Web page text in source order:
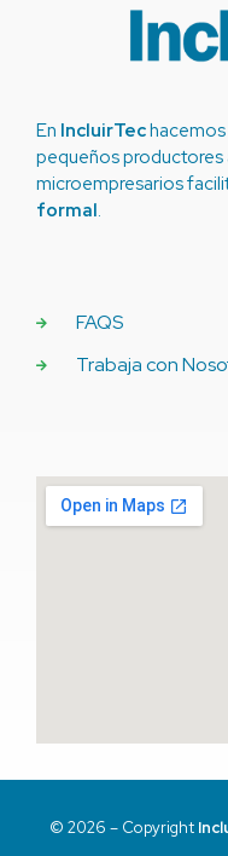
En IncluirTec
pequeños
microempresarios
formal.
FAQS
Trabaja con
© 2026 – Copyright